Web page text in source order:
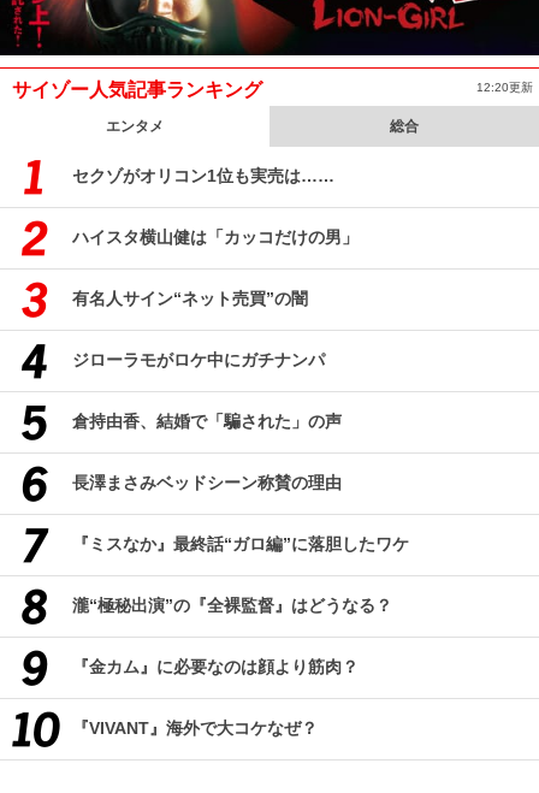
サイゾー人気記事ランキング 12:20更新
エンタメ 総合
セクゾがオリコン1位も実売は……
ハイスタ横山健は「カッコだけの男」
有名人サイン“ネット売買”の闇
ジローラモがロケ中にガチナンパ
倉持由香、結婚で「騙された」の声
長澤まさみベッドシーン称賛の理由
『ミスなか』最終話“ガロ編”に落胆したワケ
瀧“極秘出演”の『全裸監督』はどうなる？
『金カム』に必要なのは顔より筋肉？
『VIVANT』海外で大コケなぜ？